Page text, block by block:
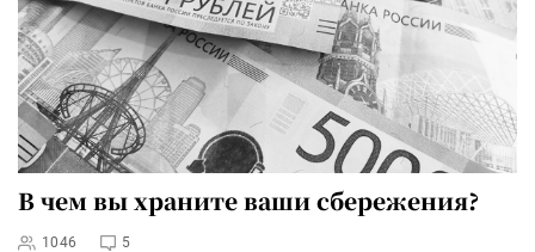
В чем вы храните ваши сбережения?
1046 5